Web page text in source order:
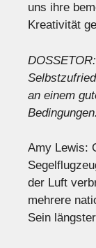
uns ihre
Kreativität
an einem
Bedingungen.
Amy Lewis:
der Luft
mehrere
Sein